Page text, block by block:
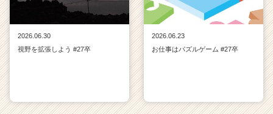
2026.06.30
視野を拡張しよう #27卒
2026.06.23
お仕事はパズルゲーム #27卒